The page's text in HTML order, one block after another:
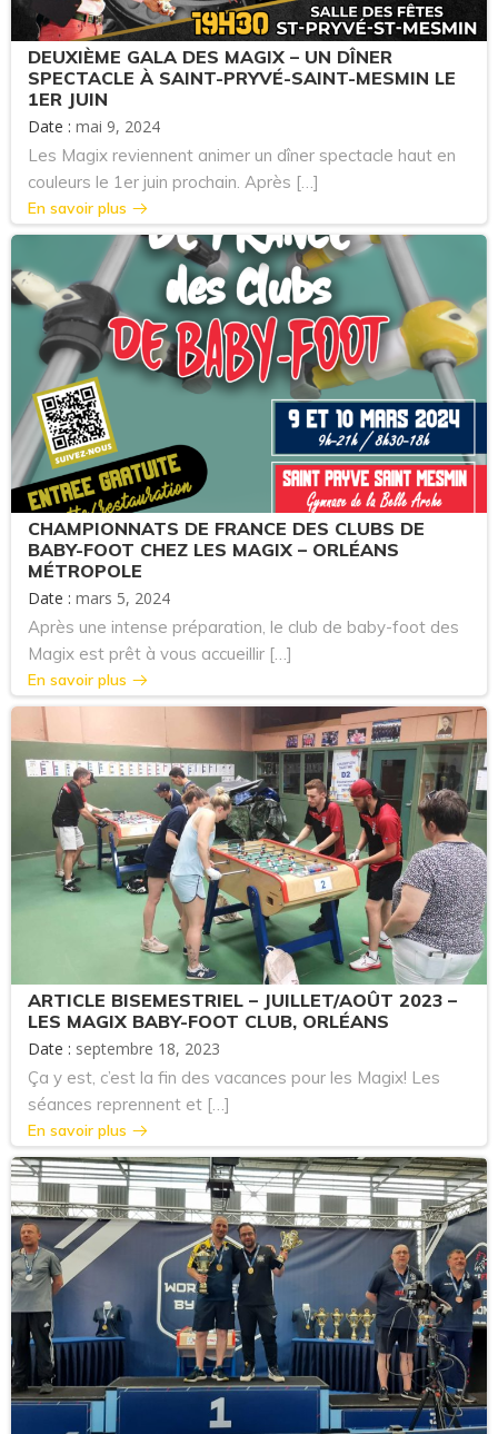
DEUXIÈME GALA DES MAGIX – UN DÎNER
SPECTACLE À SAINT-PRYVÉ-SAINT-MESMIN LE
1ER JUIN
Date : mai 9, 2024
Les Magix reviennent animer un dîner spectacle haut en
couleurs le 1er juin prochain. Après […]
En savoir plus
CHAMPIONNATS DE FRANCE DES CLUBS DE
BABY-FOOT CHEZ LES MAGIX – ORLÉANS
MÉTROPOLE
Date : mars 5, 2024
Après une intense préparation, le club de baby-foot des
Magix est prêt à vous accueillir […]
En savoir plus
ARTICLE BISEMESTRIEL – JUILLET/AOÛT 2023 –
LES MAGIX BABY-FOOT CLUB, ORLÉANS
Date : septembre 18, 2023
Ça y est, c’est la fin des vacances pour les Magix! Les
séances reprennent et […]
En savoir plus